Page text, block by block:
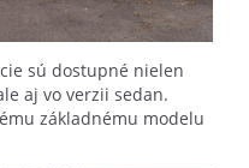
sú dostupné nielen
aj vo verzii sedan.
základnému modelu